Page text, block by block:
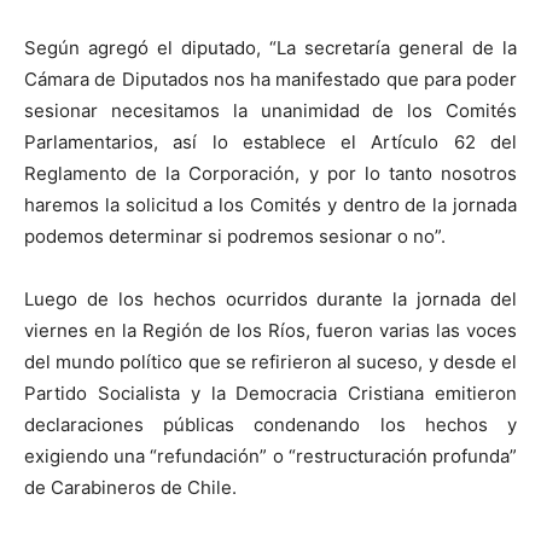
Según agregó el diputado, “La secretaría general de la
Cámara de Diputados nos ha manifestado que para poder
sesionar necesitamos la unanimidad de los Comités
Parlamentarios, así lo establece el Artículo 62 del
Reglamento de la Corporación, y por lo tanto nosotros
haremos la solicitud a los Comités y dentro de la jornada
podemos determinar si podremos sesionar o no”.
Luego de los hechos ocurridos durante la jornada del
viernes en la Región de los Ríos, fueron varias las voces
del mundo político que se refirieron al suceso, y desde el
Partido Socialista y la Democracia Cristiana emitieron
declaraciones públicas condenando los hechos y
exigiendo una “refundación” o “restructuración profunda”
de Carabineros de Chile.